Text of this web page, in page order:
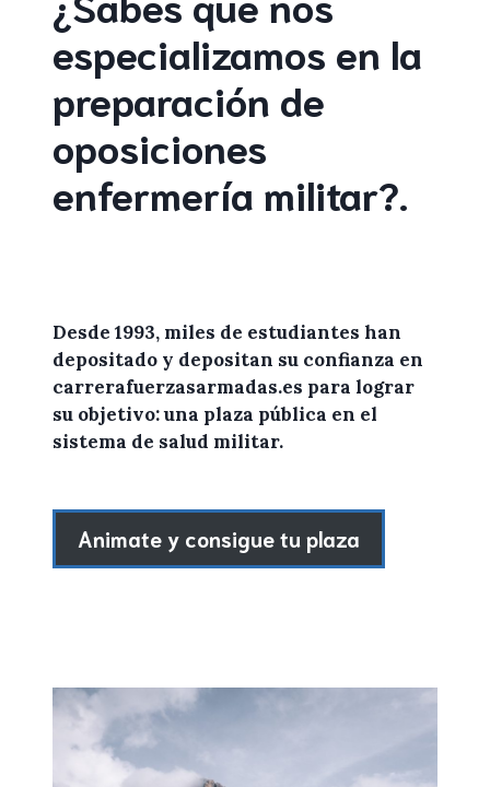
especializamos en la
preparación de
oposiciones
enfermería militar?.
Desde 1993, miles de estudiantes han
depositado y depositan su confianza en
carrerafuerzasarmadas.es para lograr
su objetivo: una plaza pública en el
sistema de salud militar.
Animate y consigue tu plaza